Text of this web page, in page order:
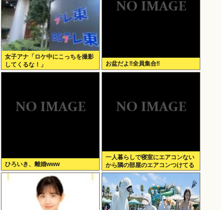
女子アナ「ロケ中にこっちを撮影
してくるな！」
お盆だよ‼全員集合‼
ひろいき、離婚www
一人暮らしで寝室にエアコンない
から隣の部屋のエアコンつけてる